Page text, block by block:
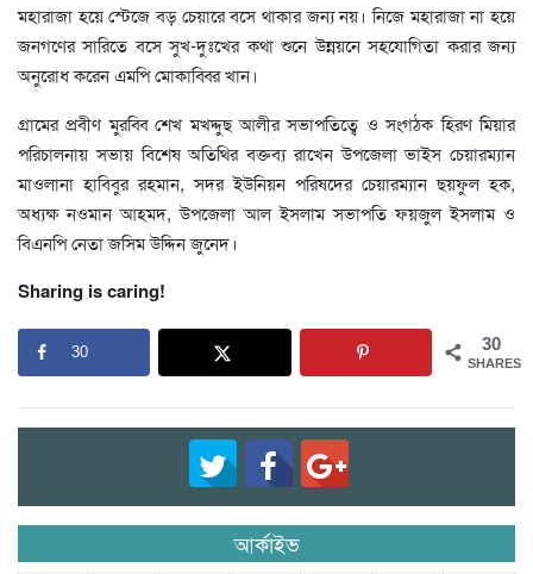
মহারাজা হয়ে স্টেজে বড় চেয়ারে বসে থাকার জন্য নয়। নিজে মহারাজা না হয়ে
জনগণের সারিতে বসে সুখ-দুঃখের কথা শুনে উন্নয়নে সহযোগিতা করার জন্য
অনুরোধ করেন এমপি মোকাব্বির খান।
গ্রামের প্রবীণ মুরব্বি শেখ মখদ্দুছ আলীর সভাপতিত্বে ও সংগঠক হিরণ মিয়ার
পরিচালনায় সভায় বিশেষ অতিথির বক্তব্য রাখেন উপজেলা ভাইস চেয়ারম্যান
মাওলানা হাবিবুর রহমান, সদর ইউনিয়ন পরিষদের চেয়ারম্যান ছয়ফুল হক,
অধ্যক্ষ নওমান আহমদ, উপজেলা আল ইসলাম সভাপতি ফয়জুল ইসলাম ও
বিএনপি নেতা জসিম উদ্দিন জুনেদ।
Sharing is caring!
30
SHARES
30
আর্কাইভ